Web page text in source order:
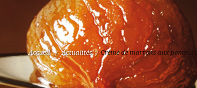
Accueil > Actualités > Crème de marrons aux pommes